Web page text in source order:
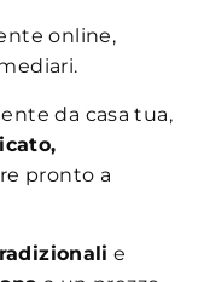
online,
da casa tua,
pronto a
e